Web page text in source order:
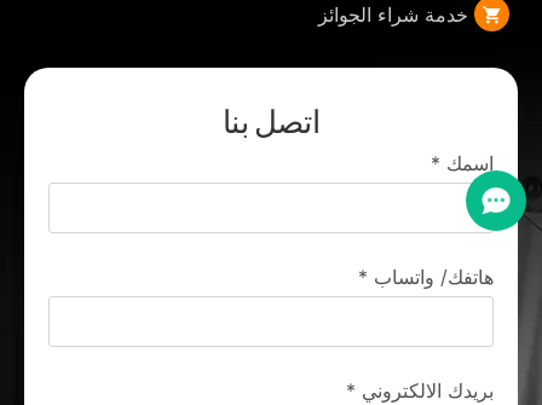
خدمة شراء الجوائز
اتصل بنا
اسمك *
هاتفك/ واتساب *
بريدك الالكتروني *